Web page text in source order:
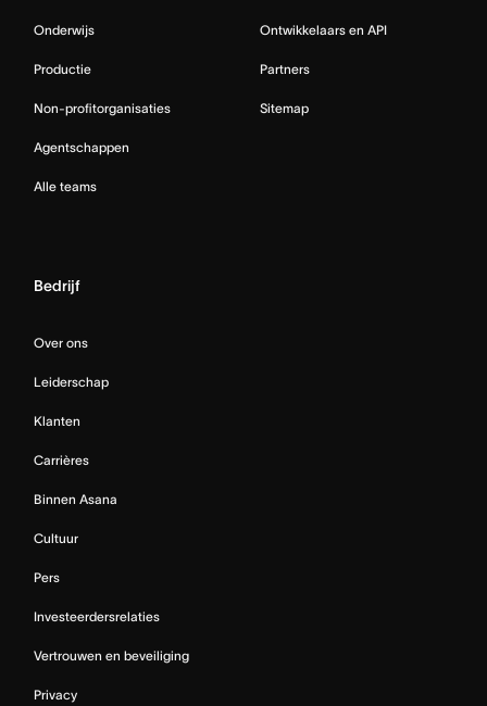
Onderwijs
Productie
Non-profitorganisaties
Agentschappen
Alle teams
Ontwikkelaars en API
Partners
Sitemap
Bedrijf
Over ons
Leiderschap
Klanten
Carrières
Binnen Asana
Cultuur
Pers
Investeerdersrelaties
Vertrouwen en beveiliging
Privacy